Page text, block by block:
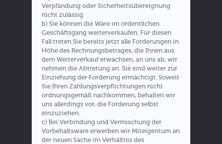
Verpfändung oder Sicherheitsübereignung
nicht zulässig.
b) Sie können die Ware im ordentlichen
Geschäftsgang weiterverkaufen. Für diesen
Fall treten Sie bereits jetzt alle Forderungen in
Höhe des Rechnungsbetrages, die Ihnen aus
dem Weiterverkauf erwachsen, an uns ab, wir
nehmen die Abtretung an. Sie sind weiter zur
Einziehung der Forderung ermächtigt. Soweit
Sie Ihren Zahlungsverpflichtungen nicht
ordnungsgemäß nachkommen, behalten wir
uns allerdings vor, die Forderung selbst
einzuziehen.
c) Bei Verbindung und Vermischung der
Vorbehaltsware erwerben wir Miteigentum an
der neuen Sache im Verhältnis des